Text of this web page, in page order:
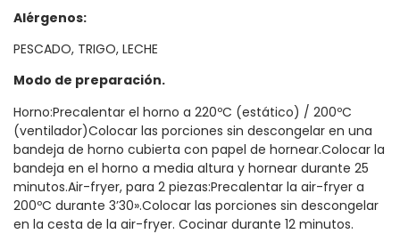
Alérgenos:
PESCADO, TRIGO, LECHE
Modo de preparación.
Horno:Precalentar el horno a 220ºC (estático) / 200ºC
(ventilador)Colocar las porciones sin descongelar en una
bandeja de horno cubierta con papel de hornear.Colocar la
bandeja en el horno a media altura y hornear durante 25
minutos.Air-fryer, para 2 piezas:Precalentar la air-fryer a
200ºC durante 3’30».Colocar las porciones sin descongelar
en la cesta de la air-fryer. Cocinar durante 12 minutos.